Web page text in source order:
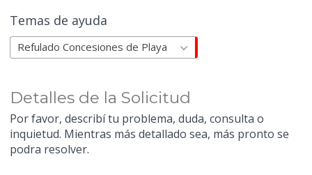
Temas de ayuda
Refulado Concesiones de Playa
Detalles de la Solicitud
Por favor, describí tu problema, duda, consulta o
inquietud. Mientras más detallado sea, más pronto se
podra resolver.